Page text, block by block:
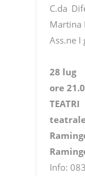
C.da
Martina
Ass.ne I
28 lug
ore
Info: